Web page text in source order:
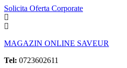
Solicita Oferta Corporate
MAGAZIN ONLINE SAVEUR
Tel: 0723602611